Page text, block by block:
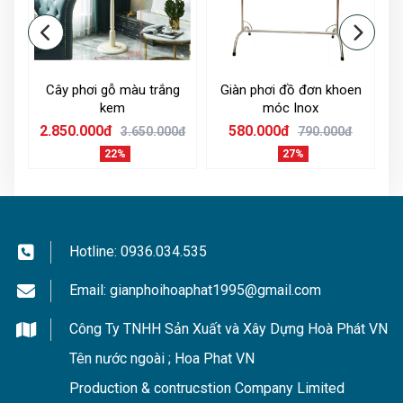
và mềm mại nhưng chúng có thể chịu được sức
nặng lên đến 5kg, Toàn bộ cây treo quần áo đa
năng chịu được trọng lượng là 100kg.
– Tay treo, chân giá có thể tháo rời vì vậy rất
thuận tiện trong việc di chuyển.
– Cây treo quần áo đứng giúp tiết kiệm diện tích
không gian sử dụng.
Cây phơi gỗ màu trắng
kem
2.850.000đ 3.650.000đ
22%
Giàn phơi đồ đơn khoen
móc Inox
580.000đ 790.000đ
27%
Hotline: 0936.034.535
Email: gianphoihoaphat1995@gmail.com
Công Ty TNHH Sản Xuất và Xây Dựng Hoà Phát VN
Tên nước ngoài ; Hoa Phat VN
Production & contrucstion Company Limited